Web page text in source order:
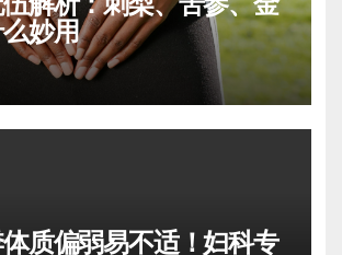
妙用
质偏弱易不适！妇科专